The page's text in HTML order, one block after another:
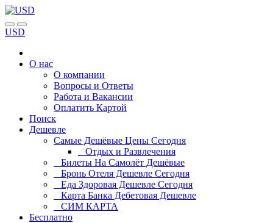
USD
О нас
О компании
Вопросы и Ответы
Работа и Вакансии
Оплатить Картой
Поиск
Дешевле
Самые Дешёвые Цены Сегодня
Отдых и Развлечения
Билеты На Самолёт Дешёвые
Бронь Отеля Дешевле Сегодня
Еда Здоровая Дешевле Сегодня
Карта Банка Дебетовая Дешевле
СИМ КАРТА
Бесплатно